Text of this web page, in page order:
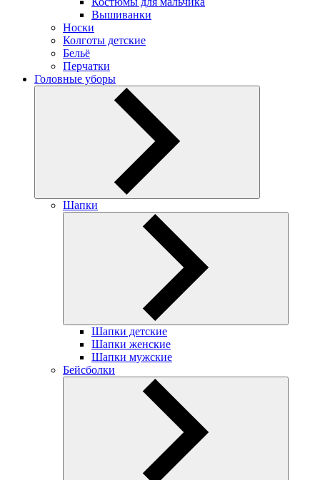
Вышиванки
Носки
Колготы детские
Бельё
Перчатки
Головные уборы
Шапки
Шапки детские
Шапки женские
Шапки мужские
Бейсболки